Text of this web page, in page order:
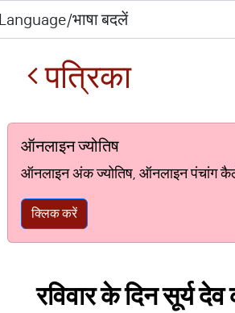
पत्रिका
ऑनलाइन ज्योतिष
ऑनलाइन अंक ज्योतिष, ऑनलाइन पंचांग
क्लिक करें
रविवार के दिन सूर्य